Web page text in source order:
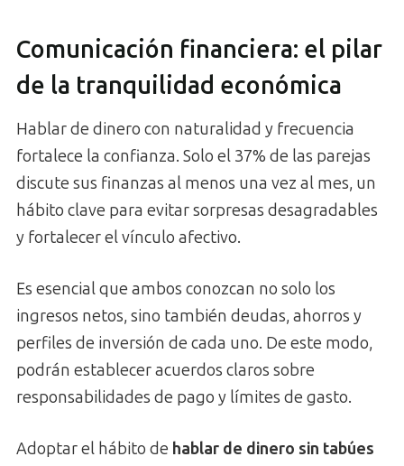
Comunicación financiera: el pilar
de la tranquilidad económica
Hablar de dinero con naturalidad y frecuencia
fortalece la confianza. Solo el 37% de las parejas
discute sus finanzas al menos una vez al mes, un
hábito clave para evitar sorpresas desagradables
y fortalecer el vínculo afectivo.
Es esencial que ambos conozcan no solo los
ingresos netos, sino también deudas, ahorros y
perfiles de inversión de cada uno. De este modo,
podrán establecer acuerdos claros sobre
responsabilidades de pago y límites de gasto.
Adoptar el hábito de hablar de dinero sin tabúes